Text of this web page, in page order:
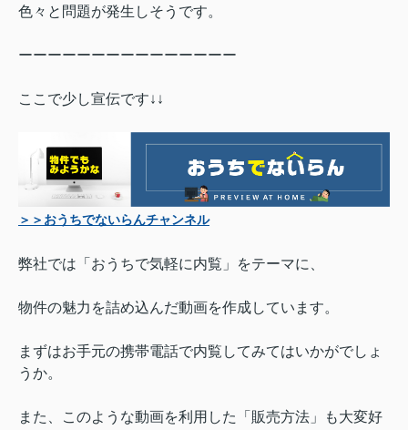
色々と問題が発生しそうです。
ーーーーーーーーーーーーーーー
ここで少し宣伝です↓↓
＞＞おうちでないらんチャンネル
弊社では「おうちで気軽に内覧」をテーマに、
物件の魅力を詰め込んだ動画を作成しています。
まずはお手元の携帯電話で内覧してみてはいかがでしょ
うか。
また、このような動画を利用した「販売方法」も大変好